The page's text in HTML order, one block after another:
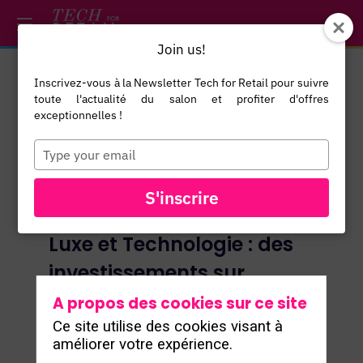
Luxe et Technologie : des
investissements sur
mesure pour plus
d’impact
Virginie Trotin- CIO and Innovation
A propos des cookies sur ce site
Ce site utilise des cookies visant à
améliorer votre expérience.
*/
Join us!
Inscrivez-vous à la Newsletter Tech for Retail pour suivre
toute l'actualité du salon et profiter d'offres
exceptionnelles !
Type
your
email
S'inscrire